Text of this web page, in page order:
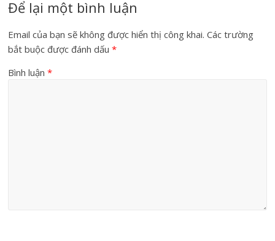
Để lại một bình luận
Email của bạn sẽ không được hiển thị công khai. Các trường
bắt buộc được đánh dấu*
Bình luận*